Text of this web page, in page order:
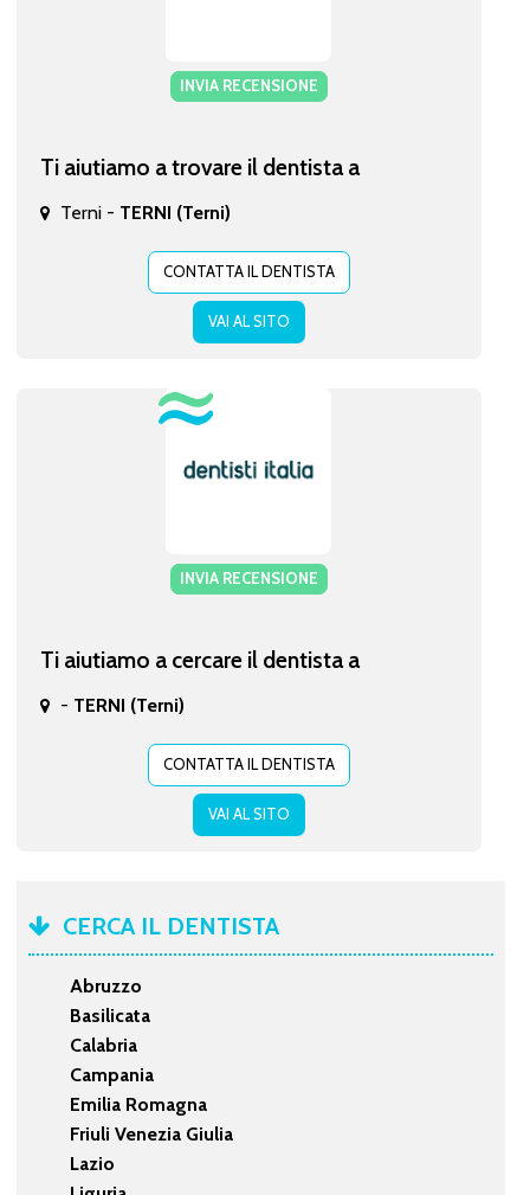
INVIA RECENSIONE
Ti aiutiamo a trovare il dentista a
Terni - TERNI (Terni)
CONTATTA IL DENTISTA
VAI AL SITO
INVIA RECENSIONE
Ti aiutiamo a cercare il dentista a
- TERNI (Terni)
CONTATTA IL DENTISTA
VAI AL SITO
CERCA IL DENTISTA
Abruzzo
Basilicata
Calabria
Campania
Emilia Romagna
Friuli Venezia Giulia
Lazio